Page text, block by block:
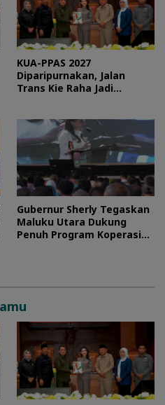
KUA-PPAS 2027
Diparipurnakan, Jalan
Trans Kie Raha Jadi
Gubernur Sherly Tegaskan
Maluku Utara Dukung
Penuh Program Koperasi